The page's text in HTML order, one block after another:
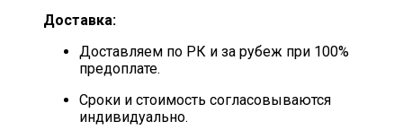
Доставка:
Доставляем по РК и за рубеж при 100%
предоплате.
Сроки и стоимость согласовываются
индивидуально.